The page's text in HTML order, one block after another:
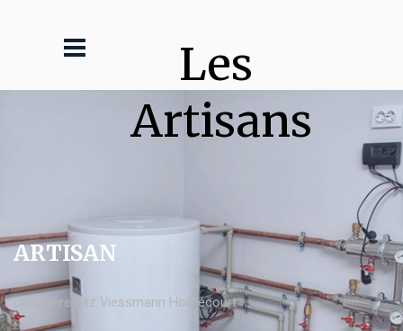
Les
Artisans
ARTISAN
chaudière gaz Viessmann Homécourt